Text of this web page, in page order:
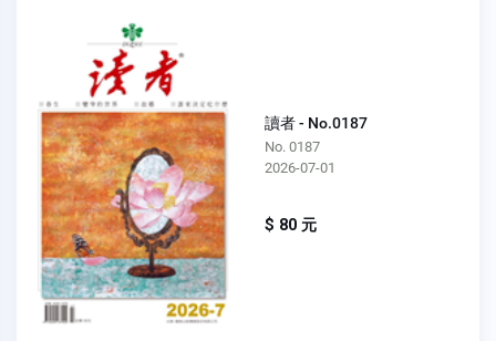
讀者 - No.0187
No. 0187
2026-07-01
$ 80 元